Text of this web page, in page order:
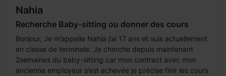
Nahia
Recherche Baby-sitting ou donner des cours
Bonjour, Je m’appelle Nahia j’ai 17 ans et suis actuellement
en classe de terminale. Je cherche depuis maintenant
2semaines du baby-sitting car mon contract avec mon
ancienne employeur s’est achevée je précise finir les cours